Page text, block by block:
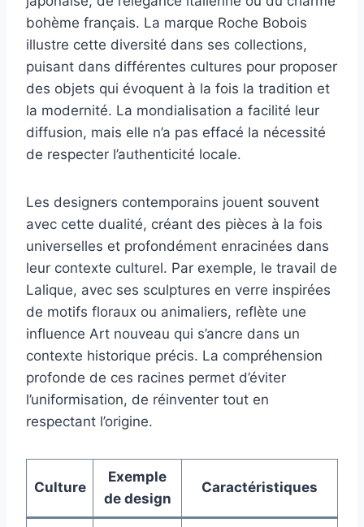
bohème français. La marque Roche Bobois
illustre cette diversité dans ses collections,
puisant dans différentes cultures pour proposer
des objets qui évoquent à la fois la tradition et
la modernité. La mondialisation a facilité leur
diffusion, mais elle n’a pas effacé la nécessité
de respecter l’authenticité locale.
Les designers contemporains jouent souvent
avec cette dualité, créant des pièces à la fois
universelles et profondément enracinées dans
leur contexte culturel. Par exemple, le travail de
Lalique, avec ses sculptures en verre inspirées
de motifs floraux ou animaliers, reflète une
influence Art nouveau qui s’ancre dans un
contexte historique précis. La compréhension
profonde de ces racines permet d’éviter
l’uniformisation, de réinventer tout en
respectant l’origine.
Culture
Exemple
de design
Caractéristiques